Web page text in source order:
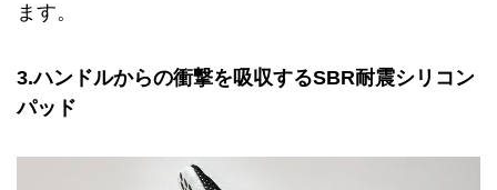
ます。
3.ハンドルからの衝撃を吸収するSBR耐震シリコン
パッド